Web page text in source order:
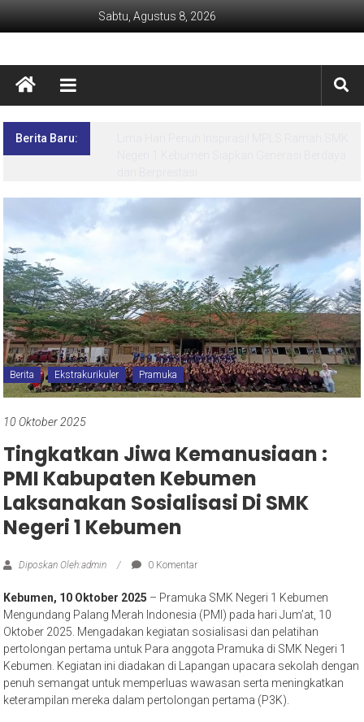
Sabtu, Agustus 8, 2026
Berita Baru:
Berita Ekstrakurikuler Pramuka
10 Oktober 2025
Tingkatkan Jiwa Kemanusiaan :
PMI Kabupaten Kebumen
Laksanakan Sosialisasi Di SMK
Negeri 1 Kebumen
Diposkan Oleh:admin 0 Komentar
Kebumen, 10 Oktober 2025 – Pramuka SMK Negeri 1 Kebumen
Mengundang Palang Merah Indonesia (PMI) pada hari Jum’at, 10
Oktober 2025. Mengadakan kegiatan sosialisasi dan pelatihan
pertolongan pertama untuk Para anggota Pramuka di SMK Negeri 1
Kebumen. Kegiatan ini diadakan di Lapangan upacara sekolah dengan
penuh semangat untuk memperluas wawasan serta meningkatkan
keterampilan mereka dalam pertolongan pertama (P3K).